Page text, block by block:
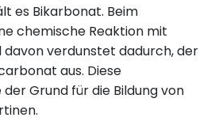
es Bikarbonat. Beim
chemische Reaktion mit
davon verdunstet dadurch, der
aus. Diese
Grund für die Bildung von